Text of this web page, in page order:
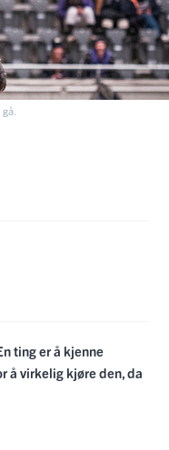
ting er å kjenne
å virkelig kjøre den, da